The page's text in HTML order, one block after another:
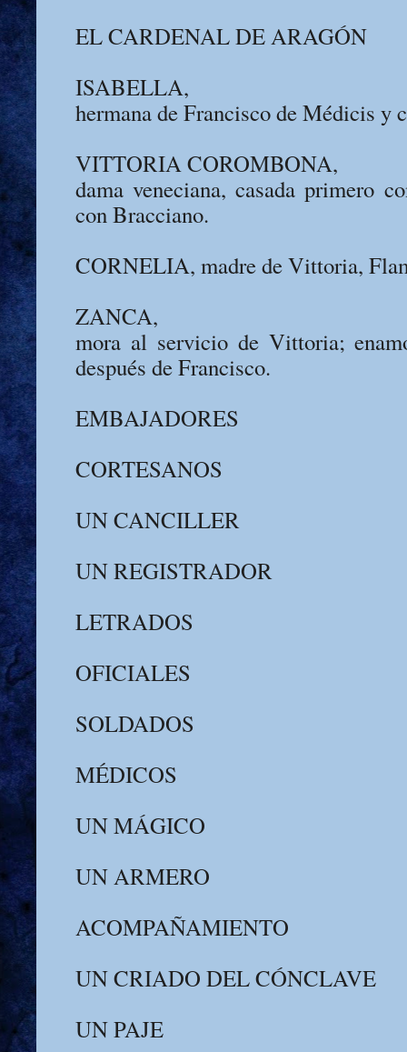
EL CARDENAL DE ARAGÓN
ISABELLA,
hermana de Francisco de Médicis y
VITTORIA COROMBONA,
dama veneciana, casada primero
con Bracciano.
CORNELIA, madre de Vittoria,
ZANCA,
mora al servicio de Vittoria;
después de Francisco.
EMBAJADORES
CORTESANOS
UN CANCILLER
UN REGISTRADOR
LETRADOS
OFICIALES
SOLDADOS
MÉDICOS
UN MÁGICO
UN ARMERO
ACOMPAÑAMIENTO
UN CRIADO DEL CÓNCLAVE
UN PAJE